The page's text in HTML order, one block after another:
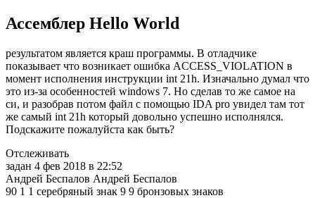
Ассемблер Hello World
результатом является краш программы. В отладчике
показывает что возникает ошибка ACCESS_VIOLATION в
момент исполнения инструкции int 21h. Изначально думал что
это из-за особенностей windows 7. Но сделав то же самое на
си, и разобрав потом файл с помощью IDA pro увидел там тот
же самый int 21h который довольно успешно исполнялся.
Подскажите пожалуйста как быть?
Отслеживать
задан 4 фев 2018 в 22:52
Андрей Беспалов Андрей Беспалов
90 1 1 серебряный знак 9 9 бронзовых знаков